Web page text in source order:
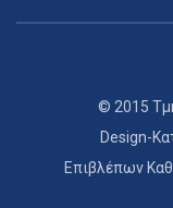
© 2015
Design-
Επιβλέπων